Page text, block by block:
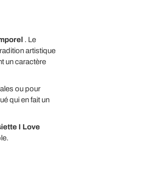
. Le
artistique
un caractère
ou pour
qui en fait un
I Love